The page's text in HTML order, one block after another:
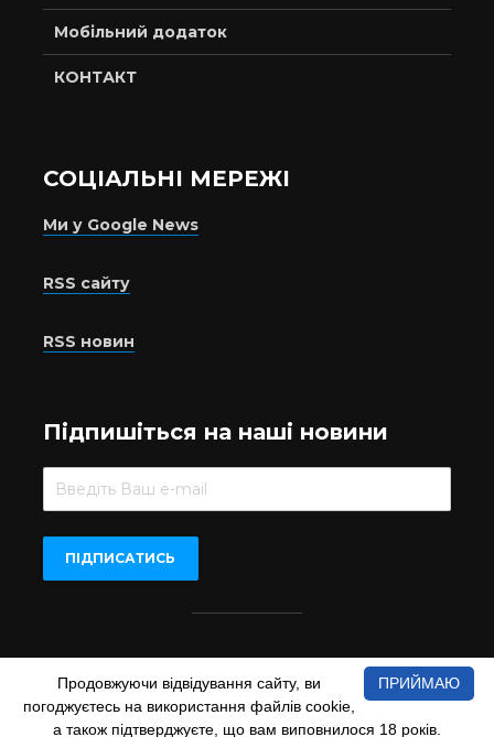
Мобільний додаток
КОНТАКТ
СОЦІАЛЬНІ МЕРЕЖІ
Ми у Google News
RSS сайту
RSS новин
Підпишіться на наші новини
Beer.UA © 2016-2022
При копіюванні матеріалів з сайту обов'язкове пряме
відкрите для пошукових систем гіперпосилання на сайт
www.beer.ua
ПРИЙМАЮ
Продовжуючи відвідування сайту, ви
погоджуєтесь на використання файлів cookie,
а також підтверджуєте, що вам виповнилося 18 років.